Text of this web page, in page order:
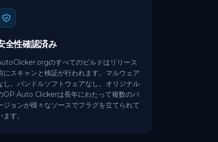
全性確認済み
のすべてのビルドはリリース
にスキャンと検証が行われます。マルウェア
し。バンドルソフトウェアなし。オリジナル
OP Auto Clickerは長年にわたって複数のバ
ジョンが様々なソースでフラグを立てられて
ます。